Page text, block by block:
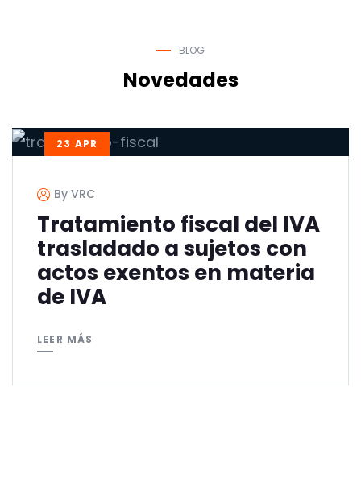
BLOG
Novedades
23 APR
By VRC
Tratamiento fiscal del IVA
trasladado a sujetos con
actos exentos en materia
de IVA
LEER MÁS